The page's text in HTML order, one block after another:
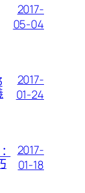
2017-
05-04
2017-
01-24
2017-
01-18